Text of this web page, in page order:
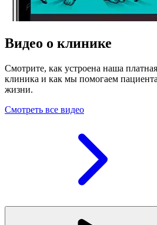
Видео о клинике
Смотрите, как устроена наша
клиника и как мы помогаем
жизни.
Смотреть все видео